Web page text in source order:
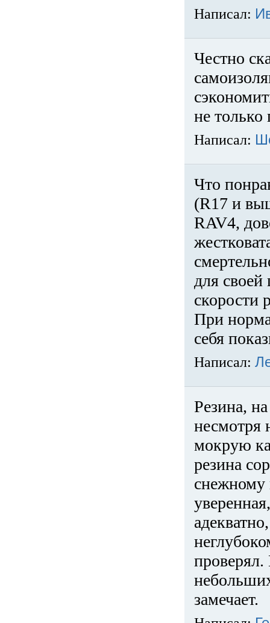
Написал:
Честно
не только
Написал:
Что
(R17 и
RAV4,
для
скорости
При
себя
Написал:
Резина,
несмотря
мокрую
резина
снежному
замечает.